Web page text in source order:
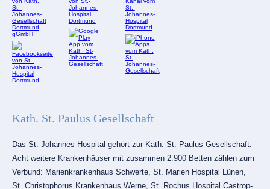
Kath. St. Paulus Gesellschaft
Das St. Johannes Hospital gehört zur Kath. St. Paulus Gesellschaft.
Acht weitere Krankenhäuser mit zusammen 2.900 Betten zählen zum
Verbund: Marienkrankenhaus Schwerte, St. Marien Hospital Lünen,
St. Christophorus Krankenhaus Werne, St. Rochus Hospital Castrop-